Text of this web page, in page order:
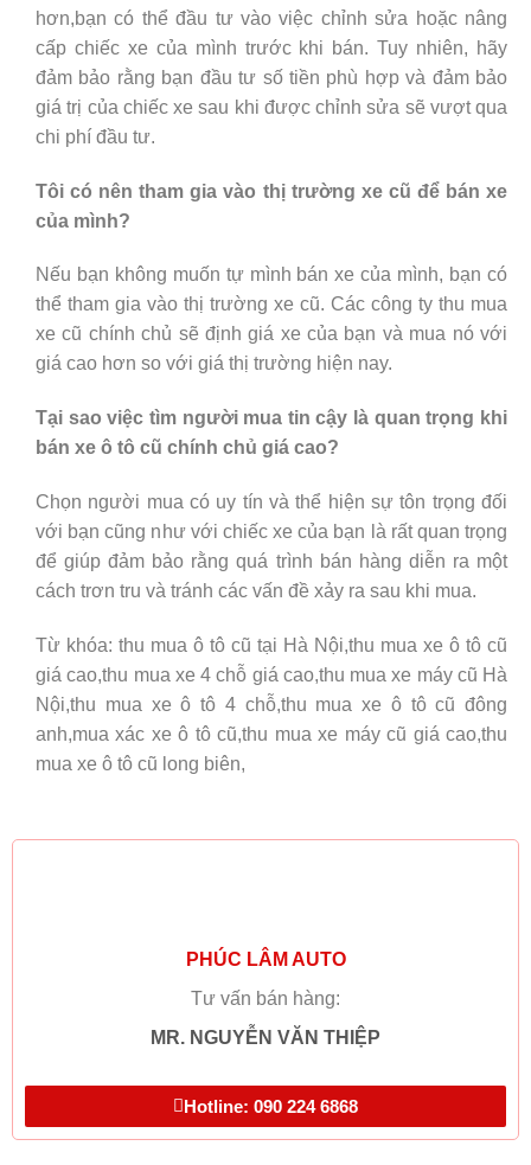
hơn,bạn có thể đầu tư vào việc chỉnh sửa hoặc nâng
cấp chiếc xe của mình trước khi bán. Tuy nhiên, hãy
đảm bảo rằng bạn đầu tư số tiền phù hợp và đảm bảo
giá trị của chiếc xe sau khi được chỉnh sửa sẽ vượt qua
chi phí đầu tư.
Tôi có nên tham gia vào thị trường xe cũ để bán xe
của mình?
Nếu bạn không muốn tự mình bán xe của mình, bạn có
thể tham gia vào thị trường xe cũ. Các công ty thu mua
xe cũ chính chủ sẽ định giá xe của bạn và mua nó với
giá cao hơn so với giá thị trường hiện nay.
Tại sao việc tìm người mua tin cậy là quan trọng khi
bán xe ô tô cũ chính chủ giá cao?
Chọn người mua có uy tín và thể hiện sự tôn trọng đối
với bạn cũng như với chiếc xe của bạn là rất quan trọng
để giúp đảm bảo rằng quá trình bán hàng diễn ra một
cách trơn tru và tránh các vấn đề xảy ra sau khi mua.
Từ khóa: thu mua ô tô cũ tại Hà Nội,thu mua xe ô tô cũ
giá cao,thu mua xe 4 chỗ giá cao,thu mua xe máy cũ Hà
Nội,thu mua xe ô tô 4 chỗ,thu mua xe ô tô cũ đông
anh,mua xác xe ô tô cũ,thu mua xe máy cũ giá cao,thu
mua xe ô tô cũ long biên,
PHÚC LÂM AUTO
Tư vấn bán hàng:
MR. NGUYỄN VĂN THIỆP
Hotline: 090 224 6868